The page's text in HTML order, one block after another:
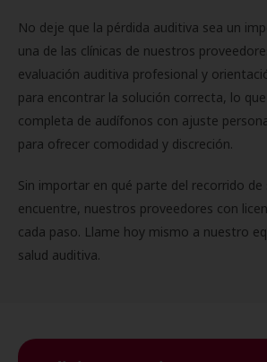
No deje que la pérdida auditiva sea un
una de las clínicas de nuestros
evaluación auditiva profesional y
para encontrar la solución correcta, lo
completa de audífonos con ajuste
para ofrecer comodidad y discreción.
Sin importar en qué parte del recorrido de
encuentre, nuestros proveedores con
cada paso. Llame hoy mismo a nuestro
salud auditiva.